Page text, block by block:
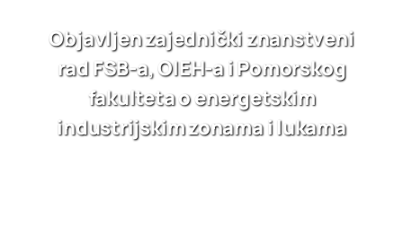
Objavljen zajednički znanstveni
rad FSB-a, OIEH-a i Pomorskog
fakulteta o energetskim
industrijskim zonama i lukama